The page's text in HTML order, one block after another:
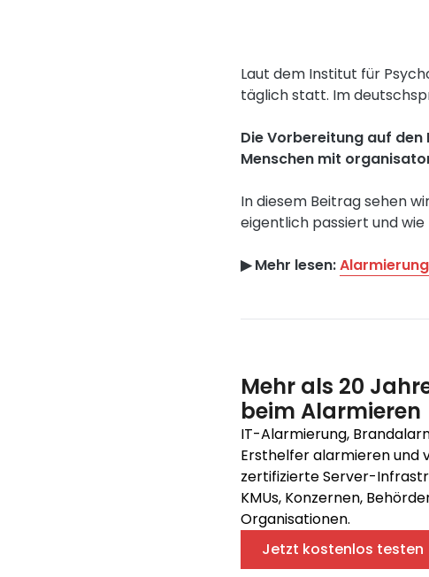
Laut dem Institut für
täglich statt. Im
Die Vorbereitung auf den
Menschen mit
In diesem Beitrag sehen
eigentlich passiert und
▶︎ Mehr lesen:
Mehr als 20
beim Alarmieren
IT-Alarmierung,
Ersthelfer alarmieren und
zertifizierte Server-
KMUs, Konzernen,
Organisationen.
Jetzt kostenlos testen